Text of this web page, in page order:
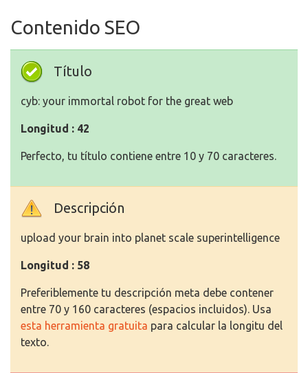
Contenido SEO
Título
cyb: your immortal robot for the great web
Longitud : 42
Perfecto, tu título contiene entre 10 y 70 caracteres.
Descripción
upload your brain into planet scale superintelligence
Longitud : 58
Preferiblemente tu descripción meta debe contener
entre 70 y 160 caracteres (espacios incluidos). Usa
esta herramienta gratuita para calcular la longitu del
texto.